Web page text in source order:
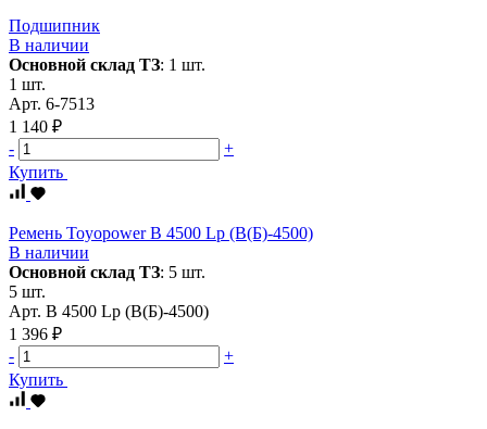
Подшипник
В наличии
Основной склад ТЗ: 1 шт.
1 шт.
Арт. 6-7513
1 140 ₽
-
+
Купить
Ремень Toyopower B 4500 Lp (B(Б)-4500)
В наличии
Основной склад ТЗ: 5 шт.
5 шт.
Арт. B 4500 Lp (B(Б)-4500)
1 396 ₽
-
+
Купить